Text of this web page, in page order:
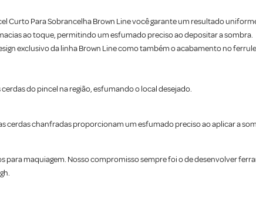
Curto Para Sobrancelha Brown Line você garante um resultado
ao toque, permitindo um esfumado preciso ao depositar a sombra.
exclusivo da linha Brown Line como também o acabamento no
do pincel na região, esfumando o local desejado.
cerdas chanfradas proporcionam um esfumado preciso ao aplicar a
para maquiagem. Nosso compromisso sempre foi o de desenvolver